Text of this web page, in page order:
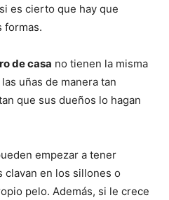
de
es cierto que hay que
formas.
de casa no tienen la misma
uñas de manera tan
que sus dueños lo hagan
empezar a tener
clavan en los sillones o
pelo. Además, si le crece